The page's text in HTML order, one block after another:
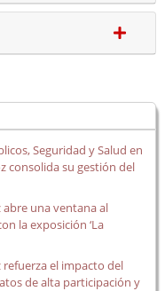
Seguridad y Salud en
consolida su gestión del
abre una ventana al
la exposición ‘La
el impacto del
de alta participación y